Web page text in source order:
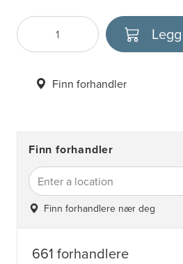
Antall
Velg enhet
Finn forhandler
Finn forhandler
Finn forhandlere nær deg
661 forhandlere